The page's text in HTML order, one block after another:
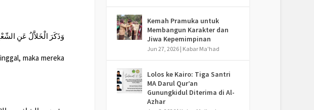
وَذَكَرَ الْخَلاَّلُ عَنِ
maka mereka
Kemah Pramuka untuk
Membangun Karakter dan
Jiwa Kepemimpinan
Jun 27, 2026 | Kabar Ma'had
Lolos ke Kairo: Tiga Santri
MA Darul Qur’an
Gunungkidul Diterima di Al-
Azhar